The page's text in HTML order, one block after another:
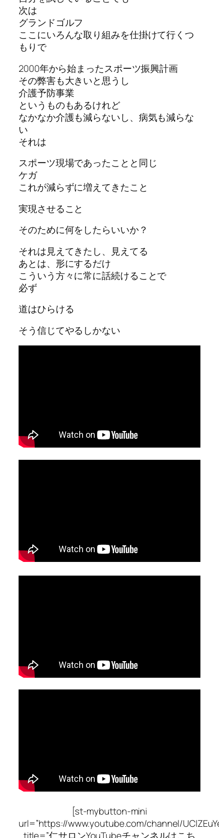
次は
グランドゴルフ
ここにいろんな取り組みを仕掛けて行くつ
もりで
2000年から始まったスポーツ振興計画
その弊害も大きいと思うし
介護予防事業
というものもあるけれど
なかなか介護も減らないし、病気も減らな
い
それは
スポーツ現場であったことと同じ
ケガ
これが減らずに増えてきたこと
実現させること
そのために何をしたらいいか？
それは見えてきたし、見えてる
あとは、形にするだけ
こういう方々に常に話続けることで
必ず
道はひらける
そう信じてやるしかない
[st-mybutton-mini
url=”https://www.youtube.com/channel/